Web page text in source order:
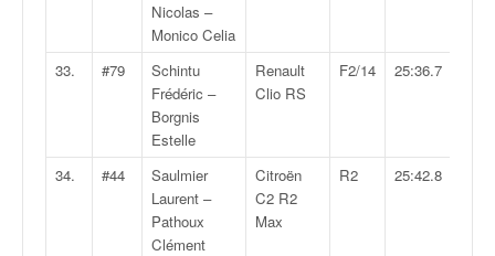
Nicolas –
Monico Celia
33. #79
Schintu
Frédéric –
Borgnis
Estelle
Renault
Clio RS
F2/14 25:36.7
34. #44
Saulmier
Laurent –
Pathoux
Clément
Citroën
C2 R2
Max
R2 25:42.8